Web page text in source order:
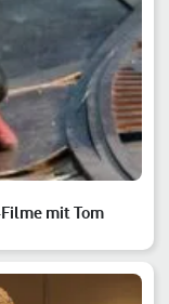
mit Tom